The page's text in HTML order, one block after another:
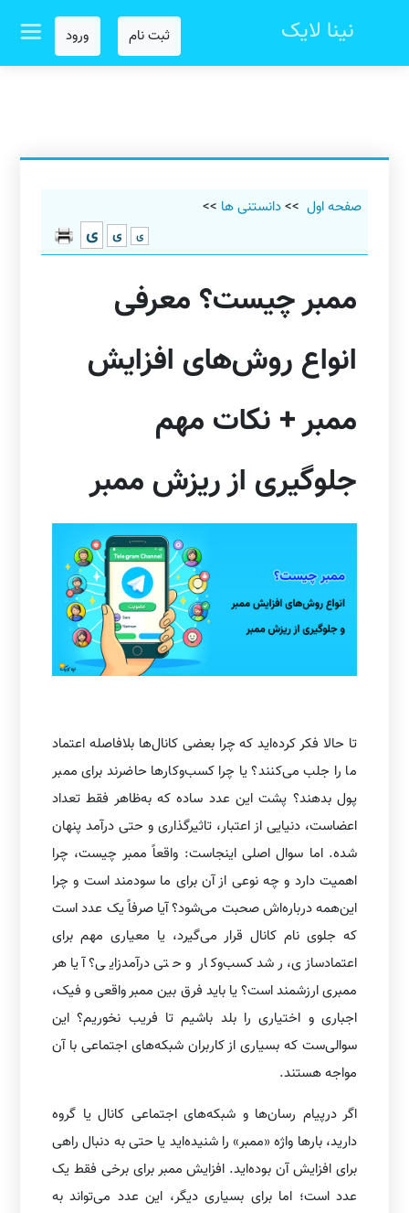
نینا لایک ثبت نام ورود
صفحه اول >>دانستنی ها >>
ی ی ی
ممبر چیست؟ معرفی
انواع روش‌های افزایش
ممبر + نکات مهم
جلوگیری از ریزش ممبر
تا حالا فکر کرده‌اید که چرا بعضی کانال‌ها بلافاصله اعتماد
ما را جلب می‌کنند؟ یا چرا کسب‌وکارها حاضرند برای ممبر
پول بدهند؟ پشت این عدد ساده که به‌ظاهر فقط تعداد
اعضاست، دنیایی از اعتبار، تاثیرگذاری و حتی درآمد پنهان
شده. اما سوال اصلی اینجاست: واقعاً ممبر چیست، چرا
اهمیت دارد و چه نوعی از آن برای ما سودمند است و چرا
این‌همه درباره‌اش صحبت می‌شود؟ آیا صرفاً یک عدد است
که جلوی نام کانال قرار می‌گیرد، یا معیاری مهم برای
اعتمادسازی، رشد کسب‌وکار و حتی درآمدزایی؟ آیا هر
ممبری ارزشمند است؟ یا باید فرق بین ممبر واقعی و فیک،
اجباری و اختیاری را بلد باشیم تا فریب نخوریم؟ این
سوالی‌ست که بسیاری از کاربران شبکه‌های اجتماعی با آن
مواجه هستند.
اگر درپیام رسان‌ها و شبکه‌های اجتماعی کانال یا گروه
دارید، بارها واژه «ممبر» را شنیده‌اید یا حتی به دنبال راهی
برای افزایش آن بوده‌اید. افزایش ممبر برای برخی فقط یک
عدد است؛ اما برای بسیاری دیگر، این عدد می‌تواند به